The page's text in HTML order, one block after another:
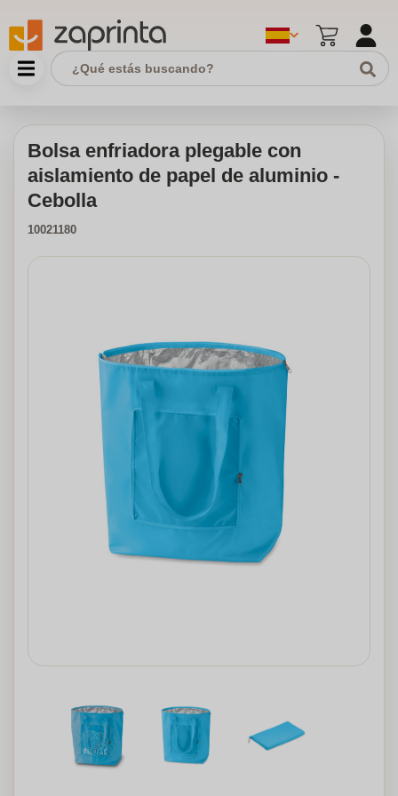
Bolsa enfriadora plegable con
aislamiento de papel de aluminio -
Cebolla
10021180